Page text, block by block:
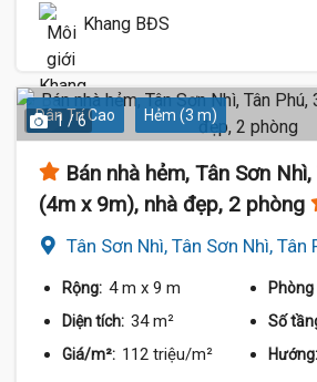
Khang BĐS
Dân Trí Cao Hẻm (3 m)
1 / 6
Bán nhà hẻm, Tân Sơn
(4m x 9m), nhà đẹp, 2 phòng
Tân Sơn Nhì, Tân Sơn Nhì, Tân
Rộng: 4 m x 9 m Phòng
Diện tích: 34 m² Số
Giá/m²: 112 triệu/m² Hướng: